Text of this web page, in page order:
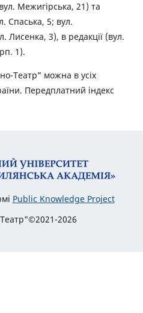
Межигірська, 21) та
Спаська, 5; вул.
Лисенка, 3), в редакції (вул.
1).
Театр” можна в усіх
Передплатний індекс
Public Knowledge Project
2026